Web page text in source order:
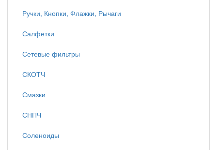
Ручки, Кнопки, Флажки, Рычаги
Салфетки
Сетевые фильтры
СКОТЧ
Смазки
СНПЧ
Соленоиды